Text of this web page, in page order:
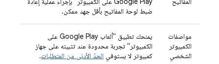
ضبط لوحة المفاتيح بأقل جهد ممكن.
مواصفات
الكمبيوتر
الشخصي
يمنحك تطبيق "ألعاب Google Play على
الكمبيوتر" تجربة محدودة عند تثبيته على جهاز
كمبيوتر لا يستوفي الحدّ الأدنى من المتطلبات.